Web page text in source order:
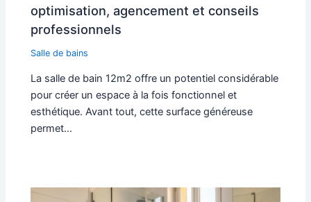
optimisation, agencement et conseils
professionnels
Salle de bains
La salle de bain 12m2 offre un potentiel considérable
pour créer un espace à la fois fonctionnel et
esthétique. Avant tout, cette surface généreuse
permet…